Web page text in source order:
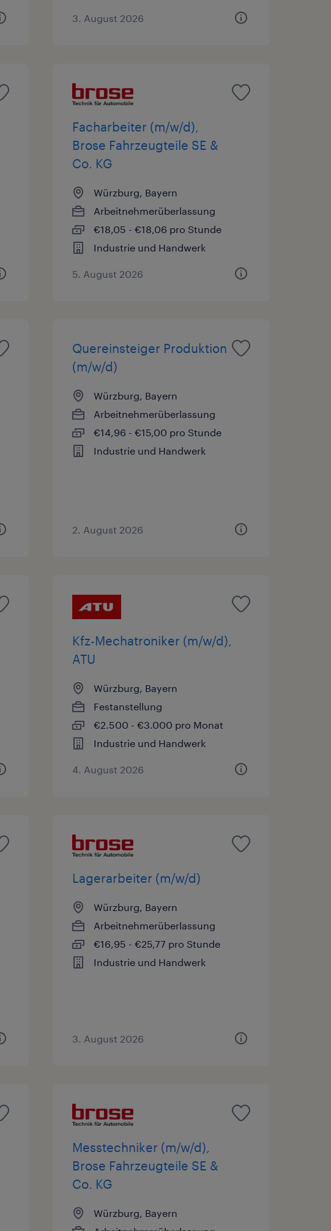
3. August 2026
Facharbeiter (m/w/d),
Brose Fahrzeugteile SE &
Co. KG
Würzburg, Bayern
Arbeitnehmerüberlassung
€18,05 - €18,06 pro Stunde
Industrie und Handwerk
5. August 2026
Quereinsteiger Produktion
(m/w/d)
Würzburg, Bayern
Arbeitnehmerüberlassung
€14,96 - €15,00 pro Stunde
Industrie und Handwerk
2. August 2026
Kfz-Mechatroniker (m/w/d),
ATU
Würzburg, Bayern
Festanstellung
€2.500 - €3.000 pro Monat
Industrie und Handwerk
4. August 2026
Lagerarbeiter (m/w/d)
Würzburg, Bayern
Arbeitnehmerüberlassung
€16,95 - €25,77 pro Stunde
Industrie und Handwerk
3. August 2026
Messtechniker (m/w/d),
Brose Fahrzeugteile SE &
Co. KG
Würzburg, Bayern